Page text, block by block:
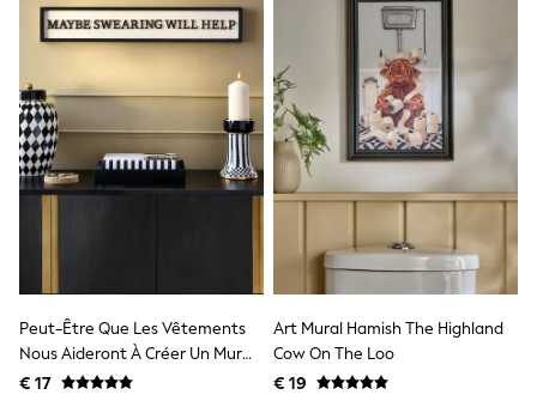
Shackets
Puddlesuits
Fleeces
Teddy Borg
Puffers
Snowsuits
All Footwear
Trainers
Wellies
Wide Fit
Shoes
All Underwear
Peut-Être Que Les Vêtements
Nous Aideront À Créer Un Mur
En Bois
€ 17
Art Mural Hamish The Highland
Cow On The Loo
€ 19